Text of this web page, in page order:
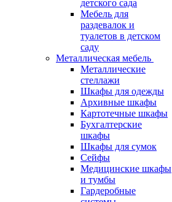
детского сада
Мебель для
раздевалок и
туалетов в детском
саду
Металлическая мебель
Металлические
стеллажи
Шкафы для одежды
Архивные шкафы
Картотечные шкафы
Бухгалтерские
шкафы
Шкафы для сумок
Сейфы
Медицинские шкафы
и тумбы
Гардеробные